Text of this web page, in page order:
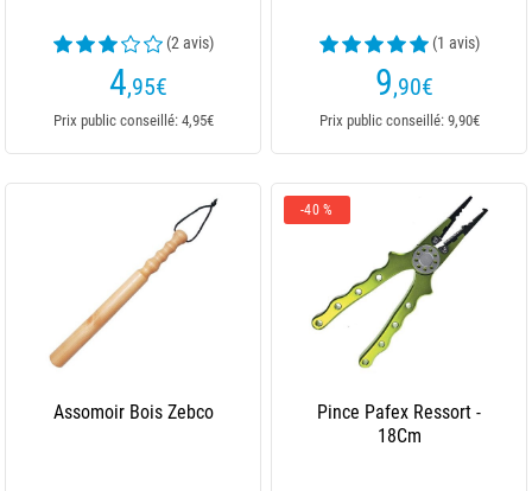
(2 avis)
4,95€
Prix public conseillé: 4,95€
(1 avis)
9,90€
Prix public conseillé: 9,90€
Assomoir Bois Zebco
-40 %
Pince Pafex Ressort -
18Cm